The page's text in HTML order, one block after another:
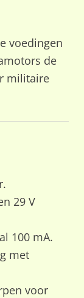
voedingen
de
militaire
29 V
100 mA.
met
voor